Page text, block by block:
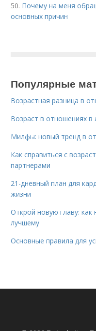
50. Почему на меня
основных причин
Популярные
Возрастная разница в
Возраст в отношениях в
Милфы: новый тренд в
Как справиться с
партнерами
21-дневный план для
жизни
Открой новую главу:
лучшему
Основные правила для